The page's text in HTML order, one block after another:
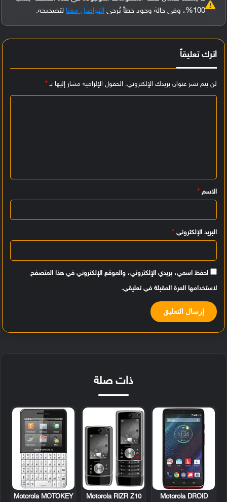
100%، وفي حالة وجود خطأ يُرجى
التواصل معنا لتصحيحه.
اترك تعليقاً
لن يتم نشر عنوان بريدك الإلكتروني. الحقول الإلزامية مشار إليها بـ*
ي
ق
الاسم *
البريد الإلكتروني *
احفظ اسمي، بريدي الإلكتروني، والموقع الإلكتروني في هذا المتصفح
لاستخدامها المرة المقبلة في تعليقي.
ذات صلة
Motorola DROID
Motorola RIZR Z10
Motorola MOTOKEY